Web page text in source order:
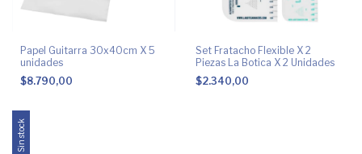
Papel Guitarra 30x40cm X 5
unidades
$8.790,00
Set Fratacho Flexible X 2
Piezas La Botica X 2 Unidades
$2.340,00
Sin stock